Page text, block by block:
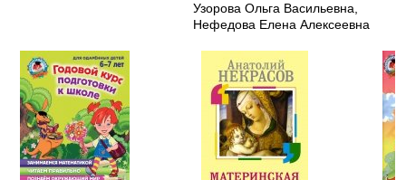
Узорова Ольга Васильевна,
Нефедова Елена Алексеевна